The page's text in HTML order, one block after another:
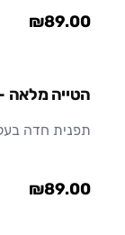
עמיד ואיכותי
₪89.00
הטייה מלאה
תפנית חדה
₪89.00